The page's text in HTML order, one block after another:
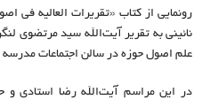
رونمایی از کتاب «تقریرات العالیه فی
نائینی به تقریر آیت‌الله سید مرتضوی
علم اصول حوزه در سالن اجتماعات مدرسه
در این مراسم آیت‌الله رضا استادی و